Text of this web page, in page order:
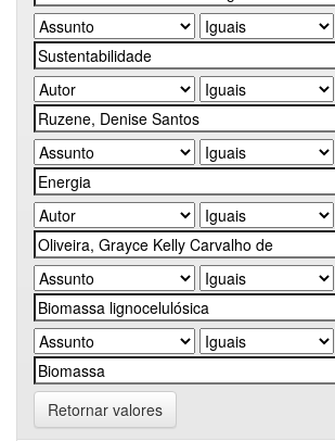
Retornar valores